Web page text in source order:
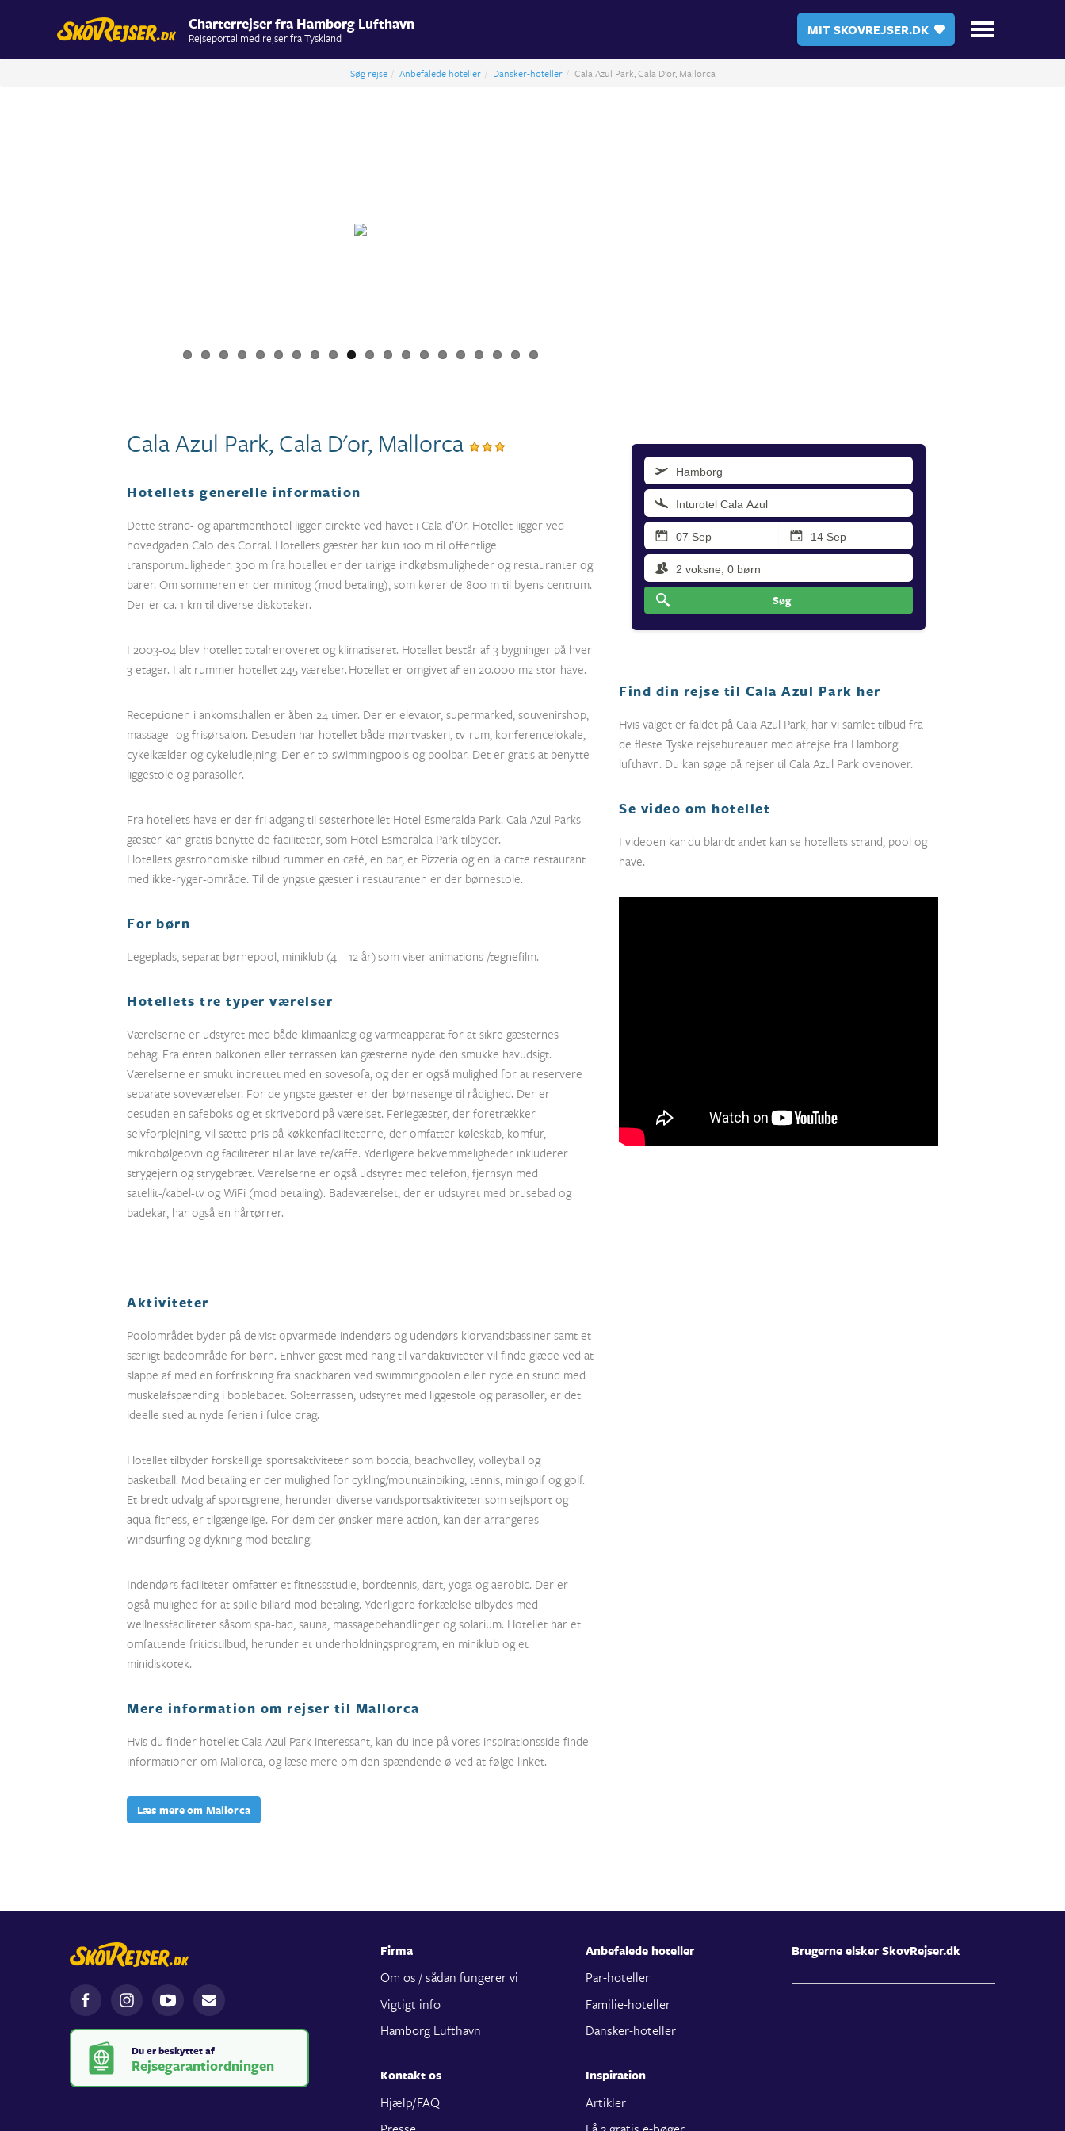
Charterrejser fra Hamborg Lufthavn
Rejseportal med rejser fra Tyskland
MIT SKOVREJSER.DK
Søg rejse Anbefalede hoteller Dansker-hoteller Cala Azul Park, Cala D'or, Mallorca
Cala Azul Park, Cala D'or, Mallorca
Hotellets generelle information
Dette strand- og apartmenthotel ligger direkte ved havet i Cala d’Or. Hotellet ligger ved
hovedgaden Calo des Corral. Hotellets gæster har kun 100 m til offentlige
transportmuligheder. 300 m fra hotellet er der talrige indkøbsmuligheder og restauranter og
barer. Om sommeren er der minitog (mod betaling), som kører de 800 m til byens centrum.
Der er ca. 1 km til diverse diskoteker.
I 2003-04 blev hotellet totalrenoveret og klimatiseret. Hotellet består af 3 bygninger på hver
3 etager. I alt rummer hotellet 245 værelser. Hotellet er omgivet af en 20.000 m2 stor have.
Receptionen i ankomsthallen er åben 24 timer. Der er elevator, supermarked, souvenirshop,
massage- og frisørsalon. Desuden har hotellet både møntvaskeri, tv-rum, konferencelokale,
cykelkælder og cykeludlejning. Der er to swimmingpools og poolbar. Det er gratis at benytte
liggestole og parasoller.
Fra hotellets have er der fri adgang til søsterhotellet Hotel Esmeralda Park. Cala Azul Parks
gæster kan gratis benytte de faciliteter, som Hotel Esmeralda Park tilbyder.
Hotellets gastronomiske tilbud rummer en café, en bar, et Pizzeria og en la carte restaurant
med ikke-ryger-område. Til de yngste gæster i restauranten er der børnestole.
For børn
Legeplads, separat børnepool, miniklub (4 – 12 år) som viser animations-/tegnefilm.
Hotellets tre typer værelser
Værelserne er udstyret med både klimaanlæg og varmeapparat for at sikre gæsternes
behag. Fra enten balkonen eller terrassen kan gæsterne nyde den smukke havudsigt.
Værelserne er smukt indrettet med en sovesofa, og der er også mulighed for at reservere
separate soveværelser. For de yngste gæster er der børnesenge til rådighed. Der er
desuden en safeboks og et skrivebord på værelset. Feriegæster, der foretrækker
selvforplejning, vil sætte pris på køkkenfaciliteterne, der omfatter køleskab, komfur,
mikrobølgeovn og faciliteter til at lave te/kaffe. Yderligere bekvemmeligheder inkluderer
strygejern og strygebræt. Værelserne er også udstyret med telefon, fjernsyn med
satellit-/kabel-tv og WiFi (mod betaling). Badeværelset, der er udstyret med brusebad og
badekar, har også en hårtørrer.
Aktiviteter
Poolområdet byder på delvist opvarmede indendørs og udendørs klorvandsbassiner samt et
særligt badeområde for børn. Enhver gæst med hang til vandaktiviteter vil finde glæde ved at
slappe af med en forfriskning fra snackbaren ved swimmingpoolen eller nyde en stund med
muskelafspænding i boblebadet. Solterrassen, udstyret med liggestole og parasoller, er det
ideelle sted at nyde ferien i fulde drag.
Hotellet tilbyder forskellige sportsaktiviteter som boccia, beachvolley, volleyball og
basketball. Mod betaling er der mulighed for cykling/mountainbiking, tennis, minigolf og golf.
Et bredt udvalg af sportsgrene, herunder diverse vandsportsaktiviteter som sejlsport og
aqua-fitness, er tilgængelige. For dem der ønsker mere action, kan der arrangeres
windsurfing og dykning mod betaling.
Indendørs faciliteter omfatter et fitnessstudie, bordtennis, dart, yoga og aerobic. Der er
også mulighed for at spille billard mod betaling. Yderligere forkælelse tilbydes med
wellnessfaciliteter såsom spa-bad, sauna, massagebehandlinger og solarium. Hotellet har et
omfattende fritidstilbud, herunder et underholdningsprogram, en miniklub og et
minidiskotek.
Mere information om rejser til Mallorca
Hvis du finder hotellet Cala Azul Park interessant, kan du inde på vores inspirationsside finde
informationer om Mallorca, og læse mere om den spændende ø ved at følge linket.
Læs mere om Mallorca
Søg
Find din rejse til Cala Azul Park her
Hvis valget er faldet på Cala Azul Park, har vi samlet tilbud fra
de fleste Tyske rejsebureauer med afrejse fra Hamborg
lufthavn. Du kan søge på rejser til Cala Azul Park ovenover.
Se video om hotellet
I videoen kan du blandt andet kan se hotellets strand, pool og
have.
Du er beskyttet af
Rejsegarantiordningen
Firma
Om os / sådan fungerer vi
Vigtigt info
Hamborg Lufthavn
Kontakt os
Hjælp/FAQ
Anbefalede hoteller
Par-hoteller
Familie-hoteller
Dansker-hoteller
Inspiration
Artikler
Brugerne elsker SkovRejser.dk